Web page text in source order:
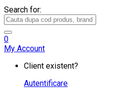
Search for:
0
My Account
Client existent?
Autentificare